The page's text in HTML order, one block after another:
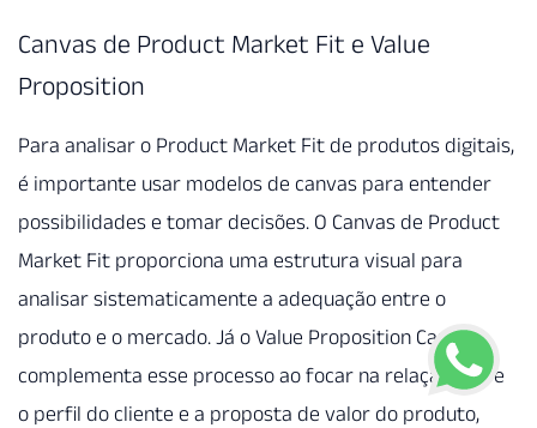
Canvas de Product Market Fit e Value
Proposition
Para analisar o Product Market Fit de produtos digitais,
é importante usar modelos de canvas para entender
possibilidades e tomar decisões. O Canvas de Product
Market Fit proporciona uma estrutura visual para
analisar sistematicamente a adequação entre o
produto e o mercado. Já o Value Proposition Canvas
complementa esse processo ao focar na relação entre
o perfil do cliente e a proposta de valor do produto,